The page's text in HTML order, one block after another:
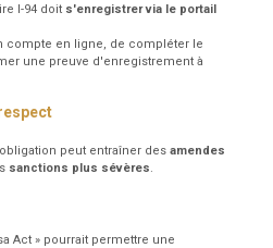
I-94 doit s'enregistrer via le portail
compte en ligne, de compléter le
une preuve d'enregistrement à
peut entraîner des amendes
sanctions plus sévères.
Act » pourrait permettre une